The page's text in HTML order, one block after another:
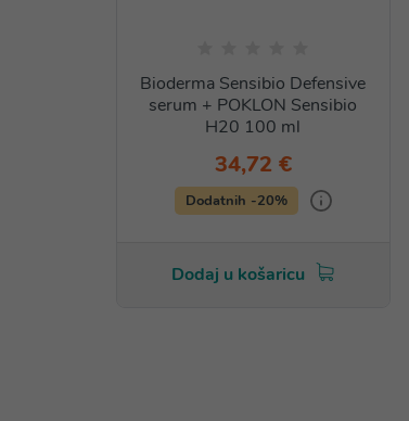
Bioderma Sensibio Defensive
serum + POKLON Sensibio
H20 100 ml
34,72 €
Dodatnih -20%
Dodaj u košaricu